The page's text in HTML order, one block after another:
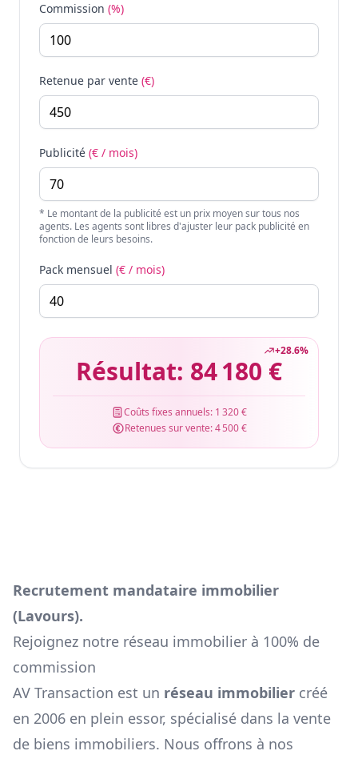
Commission (%)
Retenue par vente (€)
Publicité (€ / mois)
* Le montant de la publicité est un prix moyen sur tous nos
agents. Les agents sont libres d'ajuster leur pack publicité en
fonction de leurs besoins.
Pack mensuel (€ / mois)
+28.6%
Résultat: 84 180 €
Coûts fixes annuels: 1 320 €
Retenues sur vente:4 500 €
Recrutement mandataire immobilier
(Lavours).
Rejoignez notre réseau immobilier à 100% de
commission
AV Transaction est un réseau immobilier créé
en 2006 en plein essor, spécialisé dans la vente
de biens immobiliers. Nous offrons à nos